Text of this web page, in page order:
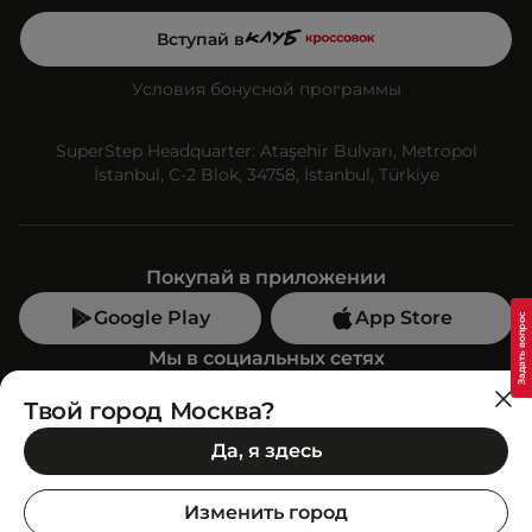
Вступай в
Условия бонусной программы
SuperStep Headquarter: Ataşehir Bulvarı, Metropol
İstanbul, C-2 Blok, 34758, İstanbul, Türkiye
Покупай в приложении
Google Play
App Store
Мы в социальных сетях
Позвони нам
+7 (499) 350-55-33
C 10:00 до 19:00
SuperStep-бот
Твой город Москва?
Да, я здесь
Изменить город